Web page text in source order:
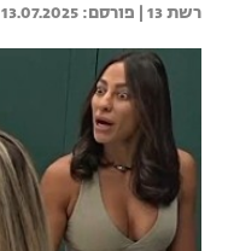
רשת 13 | 13.07.2025